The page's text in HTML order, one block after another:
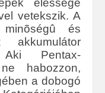
élessége
vetekszik. A
és
Aki Pentax-
habozzon,
a dobogó